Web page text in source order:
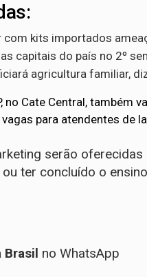
com kits importados
capitais do país no 2º
agricultura familiar,
no Cate Central, também
para atendentes de
serão
ter concluído o
Brasil no WhatsApp